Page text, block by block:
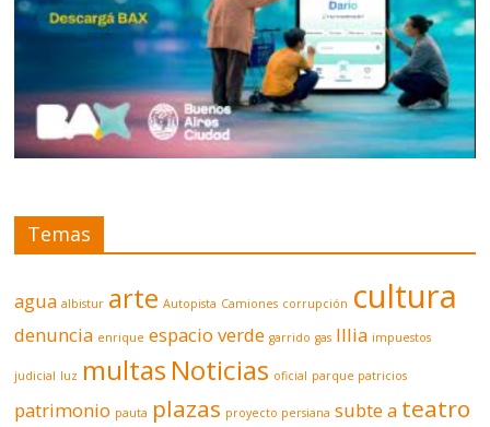
Temas
agua albistur arte Autopista Camiones corrupción cultura
denuncia enrique espacio verde garrido gas Illia impuestos
judicial luz multas Noticias oficial parque patricios
patrimonio pauta plazas proyecto persiana subte a teatro